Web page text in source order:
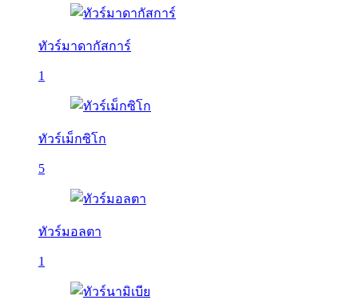
ทัวร์มาดากัสการ์
1
ทัวร์เม็กซิโก
5
ทัวร์มอลตา
1